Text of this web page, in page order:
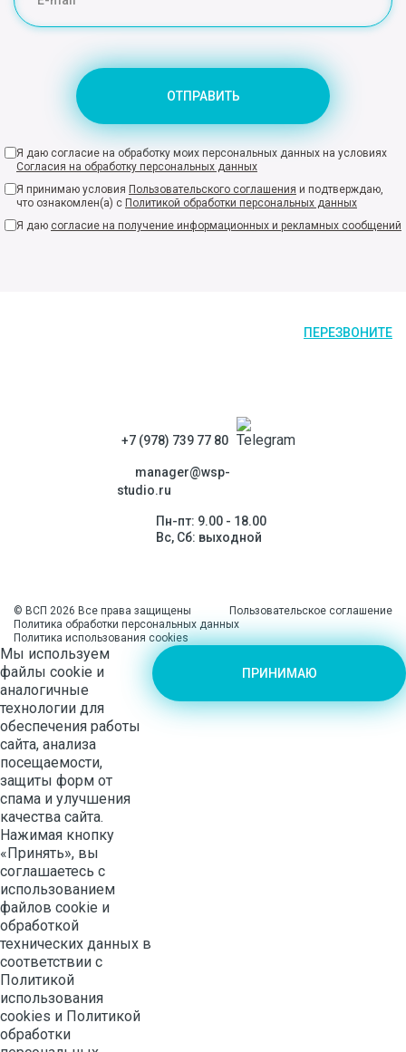
ОТПРАВИТЬ
Я даю согласие на обработку моих персональных данных на условиях
Согласия на обработку персональных данных
Я принимаю условия Пользовательского соглашения и подтверждаю,
что ознакомлен(а) с Политикой обработки персональных данных
Я даю согласие на получение информационных и рекламных сообщений
+7 (978) 739 77 80
manager@wsp-
studio.ru
Пн-пт: 9.00 - 18.00
Вс, Сб: выходной
ПЕРЕЗВОНИТЕ
© ВСП 2026 Все права защищены
Пользовательское соглашение
Политика обработки персональных данных
Политика использования cookies
Мы используем
файлы cookie и
аналогичные
технологии для
обеспечения работы
сайта, анализа
посещаемости,
защиты форм от
спама и улучшения
качества сайта.
Нажимая кнопку
«Принять», вы
соглашаетесь с
использованием
файлов cookie и
обработкой
технических данных в
соответствии с
Политикой
использования
cookies и Политикой
обработки
ПРИНИМАЮ